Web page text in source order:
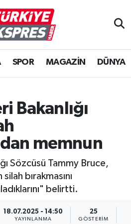
SPOR MAGAZİN DÜNYA
Bakanlığı
memnun
Sözcüsü Tammy Bruce,
bırakmasını
belirtti.
18.07.2025 - 14:50
YAYINLANMA
25
GÖSTERIM
Eczaneler
Haritası
ve Fikstür